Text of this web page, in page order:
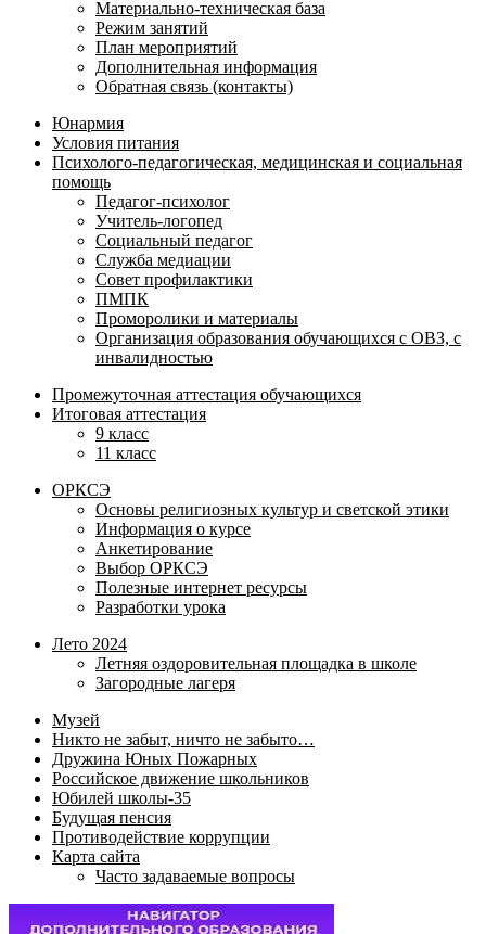
Материально-техническая база
Режим занятий
План мероприятий
Дополнительная информация
Обратная связь (контакты)
Юнармия
Условия питания
Психолого-педагогическая, медицинская и социальная
помощь
Педагог-психолог
Учитель-логопед
Социальный педагог
Служба медиации
Совет профилактики
ПМПК
Проморолики и материалы
Организация образования обучающихся с ОВЗ, с
инвалидностью
Промежуточная аттестация обучающихся
Итоговая аттестация
9 класс
11 класс
ОРКСЭ
Основы религиозных культур и светской этики
Информация о курсе
Анкетирование
Выбор ОРКСЭ
Полезные интернет ресурсы
Разработки урока
Лето 2024
Летняя оздоровительная площадка в школе
Загородные лагеря
Музей
Никто не забыт, ничто не забыто…
Дружина Юных Пожарных
Российское движение школьников
Юбилей школы-35
Будущая пенсия
Противодействие коррупции
Карта сайта
Часто задаваемые вопросы